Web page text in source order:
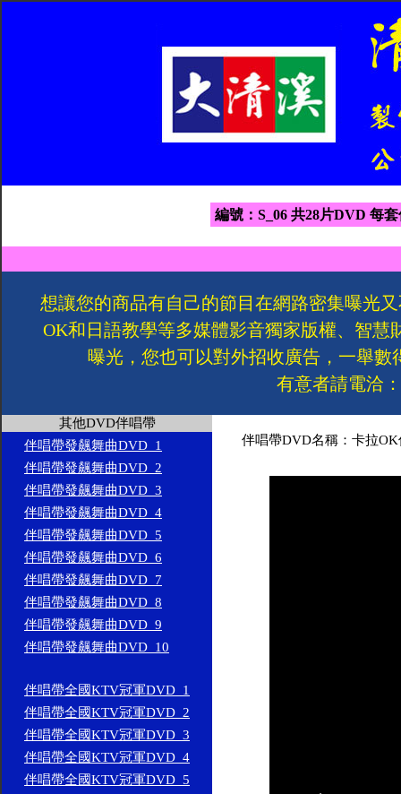
編號：S_06 共28片DVD 每
想讓您的商品有自己的節目在網路密集曝光
OK和日語教學等多媒體影音獨家版權、智
曝光，您也可以對外招收廣告，一舉
有意者請電洽
其他DVD伴唱帶
伴唱帶發飆舞曲DVD_1
伴唱帶發飆舞曲DVD_2
伴唱帶發飆舞曲DVD_3
伴唱帶發飆舞曲DVD_4
伴唱帶發飆舞曲DVD_5
伴唱帶發飆舞曲DVD_6
伴唱帶發飆舞曲DVD_7
伴唱帶發飆舞曲DVD_8
伴唱帶發飆舞曲DVD_9
伴唱帶發飆舞曲DVD_10
伴唱帶全國KTV冠軍DVD_1
伴唱帶全國KTV冠軍DVD_2
伴唱帶全國KTV冠軍DVD_3
伴唱帶全國KTV冠軍DVD_4
伴唱帶全國KTV冠軍DVD_5
伴唱帶DVD名稱：卡拉